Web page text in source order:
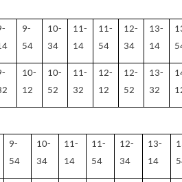
9-
54
10-
34
11-
14
11-
54
12-
34
13-
14
10-
12
10-
52
11-
32
12-
12
12-
52
13-
32
9-
54
10-
34
11-
14
11-
54
12-
34
13-
14